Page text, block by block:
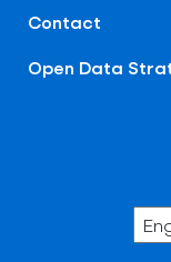
Contact
Open Data